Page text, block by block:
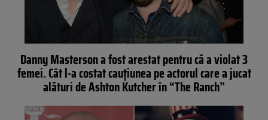
Danny Masterson a fost arestat pentru că a violat 3
femei. Cât l-a costat cauțiunea pe actorul care a jucat
alături de Ashton Kutcher în “The Ranch”